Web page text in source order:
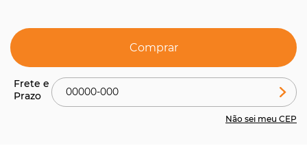
Comprar
Não sei meu CEP